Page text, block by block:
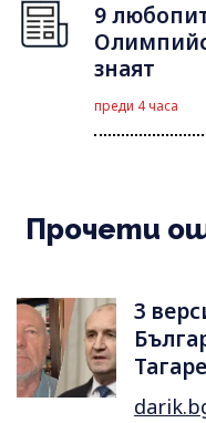
9
знаят
преди 4 часа
Прочети
3